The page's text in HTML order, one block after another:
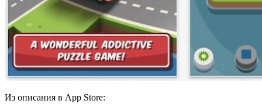
Из описания в App Store: